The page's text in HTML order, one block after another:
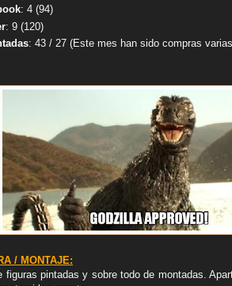
: 4 (94)
: 9 (120)
: 43 / 27 (Este mes han sido compras
/ MONTAJE:
figuras pintadas y sobre todo de montadas.